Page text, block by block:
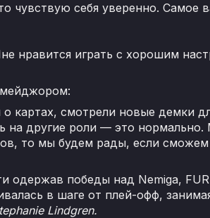
чувствую себя уверенно. Самое
нравится играть с хорошим
картах, смотрели новые демки
на другие роли — это
то мы будем рады, если
одержав победы над Nemiga,
в шаге от плей-офф,
Lindgren.